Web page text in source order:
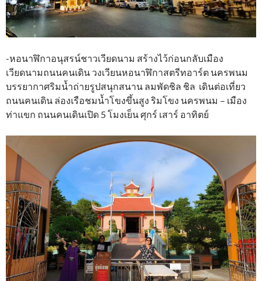
-หอนาฬิกาอนุสรน์ชาวเวียดนาม สร้างไว้ก่อนกลับเมือง
เวียดนามถนนคนเดิน วงเวียนหอนาฬิกาสตรีทอาร์ต นครพนม
บรรยากาศริมน้ำถ่ายรูปสนุกสนาน ลมพัดชิล ชิล เดินต่อเที่ยว
ถนนคนเดิน ล่องเรือชมน้ำโขงขึ้นสูง ริมโขง นครพนม – เมือง
ท่าแขก ถนนคนเดินเปิด 5 โมงเย็น ศุกร์ เสาร์ อาทิตย์